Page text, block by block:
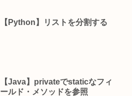
【Python】リストを分割する
【Java】privateでstaticなフィ
ールド・メソッドを参照